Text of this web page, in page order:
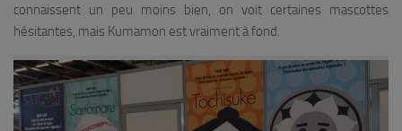
connaissent un peu moins bien, on voit certaines mascottes
hésitantes, mais Kumamon est vraiment à fond.